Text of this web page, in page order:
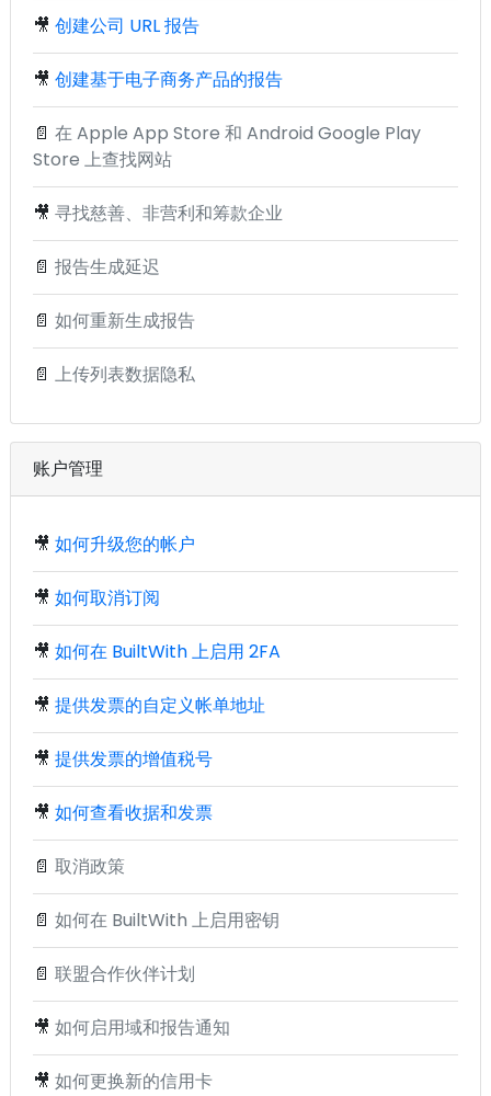
🎥 创建公司 URL 报告
🎥 创建基于电子商务产品的报告
📄 在 Apple App Store 和 Android Google Play
Store 上查找网站
🎥 寻找慈善、非营利和筹款企业
📄 报告生成延迟
📄 如何重新生成报告
📄 上传列表数据隐私
账户管理
🎥 如何升级您的帐户
🎥 如何取消订阅
🎥 如何在 BuiltWith 上启用 2FA
🎥 提供发票的自定义帐单地址
🎥 提供发票的增值税号
🎥 如何查看收据和发票
📄 取消政策
📄 如何在 BuiltWith 上启用密钥
📄 联盟合作伙伴计划
🎥 如何启用域和报告通知
🎥 如何更换新的信用卡